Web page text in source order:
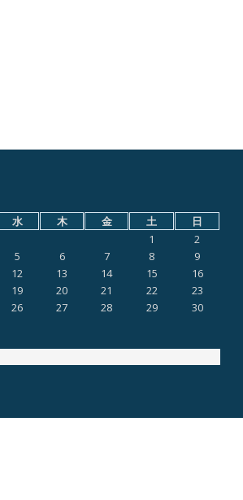
水 木 金 土
日
1
2
5 6 7 8
9
12 13 14 15
16
19 20 21 22
23
26 27 28 29
30